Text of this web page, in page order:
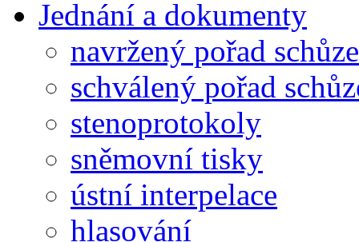
Jednání a dokumenty
navržený pořad schůze
schválený pořad
stenoprotokoly
sněmovní tisky
ústní interpelace
hlasování